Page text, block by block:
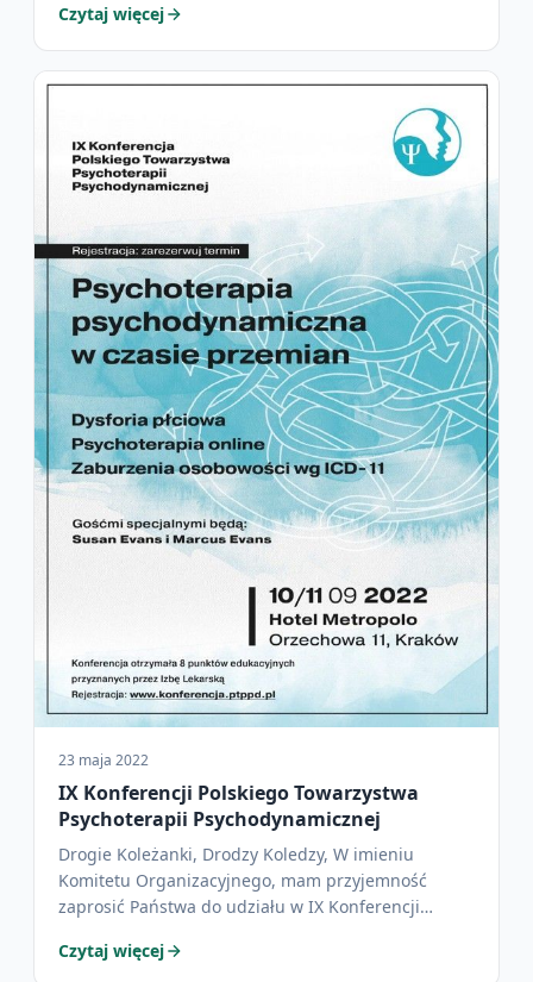
Czytaj więcej
23 maja 2022
IX Konferencji Polskiego Towarzystwa
Psychoterapii Psychodynamicznej
Drogie Koleżanki, Drodzy Koledzy, W imieniu
Komitetu Organizacyjnego, mam przyjemność
zaprosić Państwa do udziału w IX Konferencji
Czytaj więcej